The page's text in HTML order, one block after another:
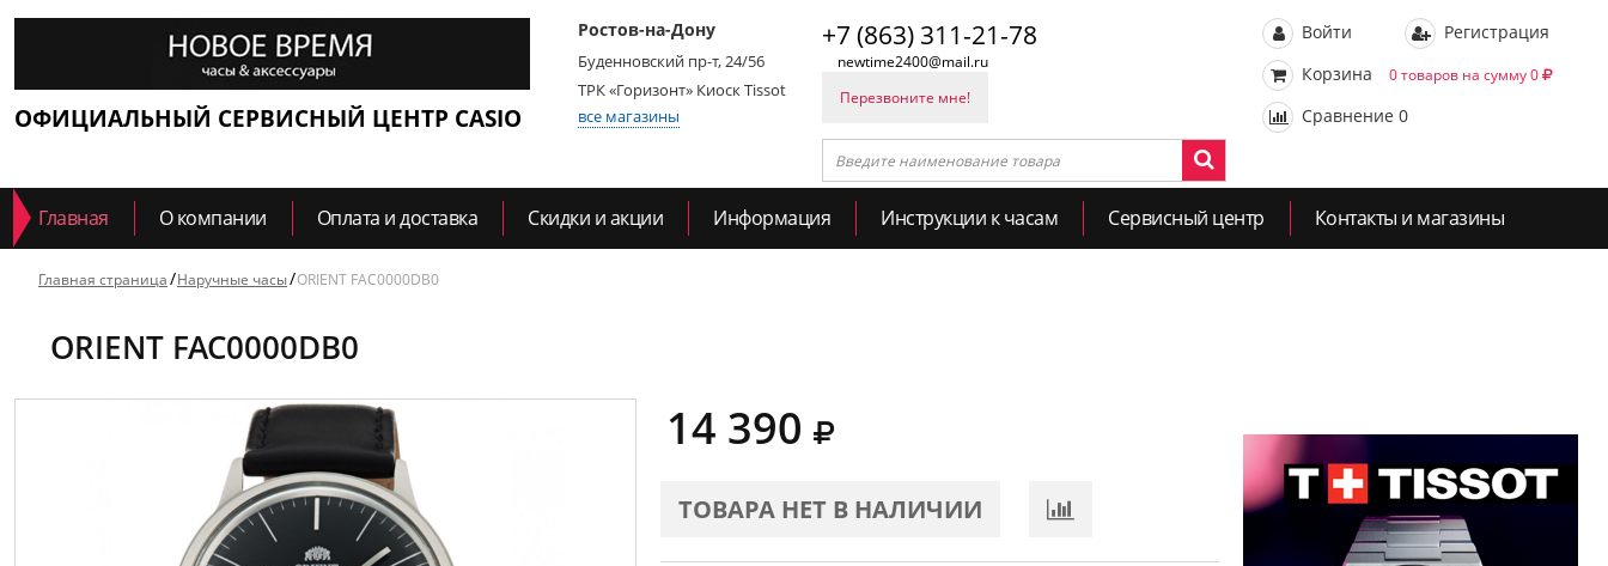
ОФИЦИАЛЬНЫЙ СЕРВИСНЫЙ ЦЕНТР CASIO
Ростов-на-Дону
Буденновский пр-т, 24/56
ТРК «Горизонт» Киоск Tissot
все магазины
+7 (863) 311-21-78
newtime2400@mail.ru
Перезвоните мне!
Войти
Регистрация
Корзина
0 товаров на сумму 0
Сравнение 0
Главная О компании Оплата и доставка Скидки и акции Информация Инструкции к часам Сервисный центр Контакты и магазины
Главная страница Наручные часы ORIENT FAC0000DB0
ORIENT FAC0000DB0
14 390
ТОВАРА НЕТ В НАЛИЧИИ